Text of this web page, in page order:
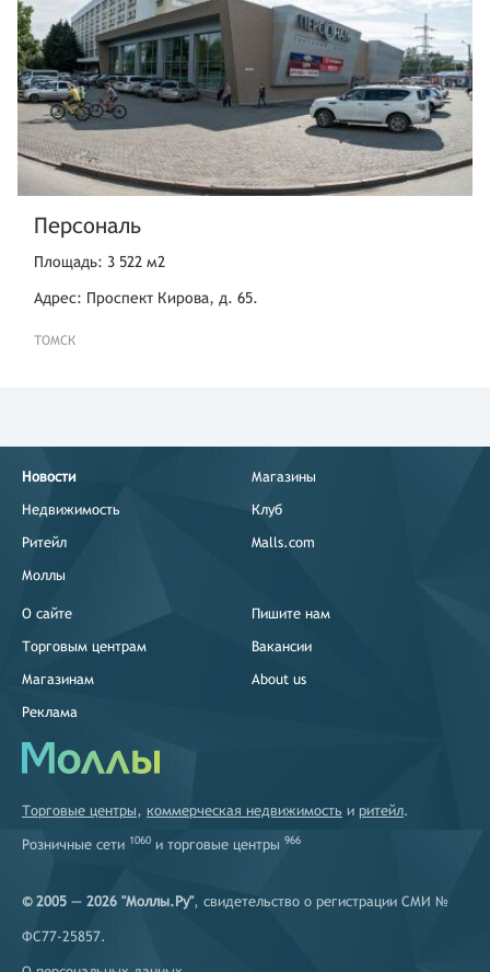
Персональ
Площадь: 3 522 м2
Адрес: Проспект Кирова, д. 65.
ТОМСК
Новости
Недвижимость
Ритейл
Моллы
Магазины
Клуб
Malls.com
О сайте
Торговым центрам
Магазинам
Реклама
Пишите нам
Вакансии
About us
Торговые центры, коммерческая недвижимость и ритейл.
Розничные сети 1060 и торговые центры 966
© 2005 — 2026 "Моллы.Ру", свидетельство о регистрации СМИ №
ФС77-25857.